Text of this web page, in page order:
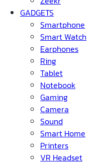
GADGETS
Smartphone
Smart Watch
Earphones
Ring
Tablet
Notebook
Gaming
Camera
Sound
Smart Home
Printers
VR Headset